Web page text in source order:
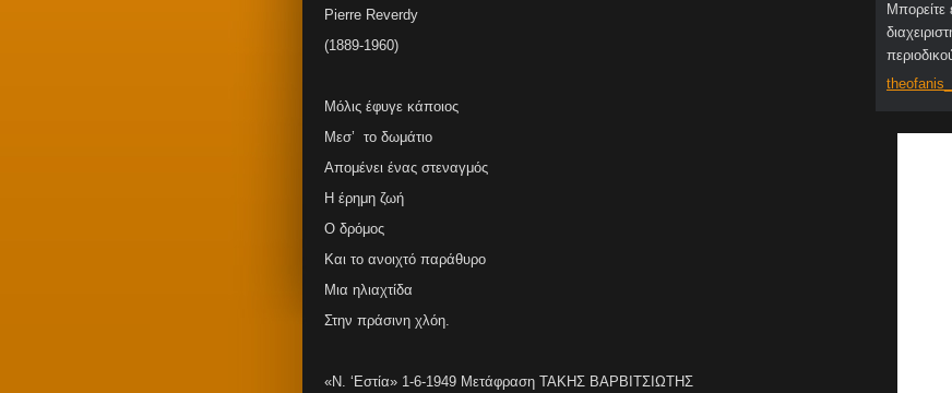
Pierre Reverdy
(1889-1960)
Μόλις έφυγε κάποιος
Μεσ’ το δωμάτιο
Απομένει ένας στεναγμός
Η έρημη ζωή
Ο δρόμος
Και το ανοιχτό παράθυρο
Μια ηλιαχτίδα
Στην πράσινη χλόη.
«Ν. ‘Εστία» 1-6-1949 Μετάφραση ΤΑΚΗΣ ΒΑΡΒΙΤΣΙΩΤΗΣ
Μπορείτε
theofani